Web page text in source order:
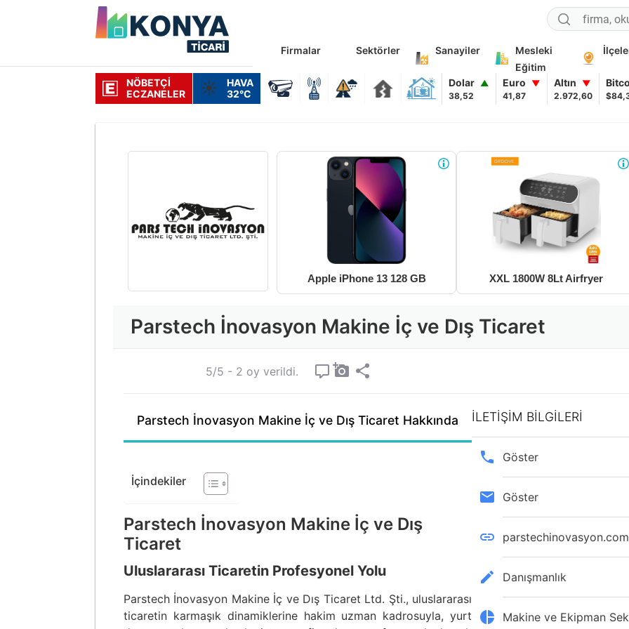
Firmalar Sektörler Sanayiler
Mesleki
Eğitim
NÖBETÇI
ECZANELER
☀️
HAVA
32°C
Dolar ▲
38,52
Euro ▼
41,87
Altın ▼
2.972,60
Apple iPhone 13 128 GB XXL 1800W 8Lt Airfryer
Parstech İnovasyon Makine İç ve Dış Ticaret
5/5 - 2 oy verildi.
Parstech İnovasyon Makine İç ve Dış Ticaret Hakkında
İçindekiler
Parstech İnovasyon Makine İç ve Dış
Ticaret
Uluslararası Ticaretin Profesyonel Yolu
Parstech İnovasyon Makine İç ve Dış Ticaret Ltd. Şti., uluslararası
ticaretin karmaşık dinamiklerine hakim uzman kadrosuyla, yurt
İLETİŞİM BİLGİLERİ
Göster
Göster
Danışmanlık
Makine ve Ekipman